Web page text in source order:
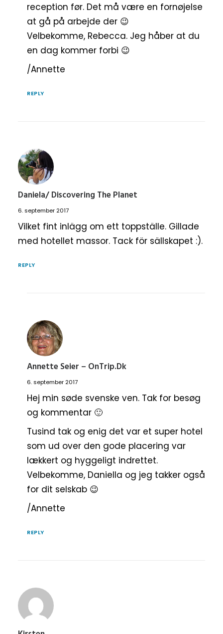
reception før. Det må være en fornøjelse
at gå på arbejde der 😉
Velbekomme, Rebecca. Jeg håber at du
en dag kommer forbi 😉
/Annette
REPLY
Daniela/ Discovering The Planet
6. september 2017
Vilket fint inlägg om ett toppställe. Gillade
med hotellet massor. Tack för sällskapet :).
REPLY
Annette Seier – OnTrip.dk
6. september 2017
Hej min søde svenske ven. Tak for besøg
og kommentar 🙂
Tusind tak og enig det var et super hotel
som ud over den gode placering var
lækkert og hyggeligt indrettet.
Velbekomme, Daniella og jeg takker også
for dit selskab 😉
/Annette
REPLY